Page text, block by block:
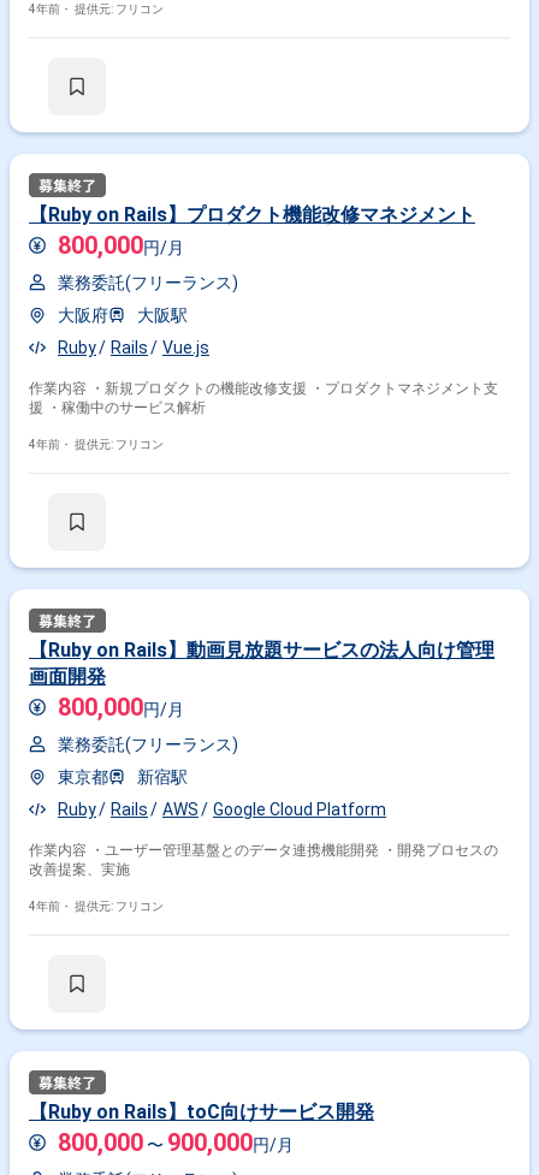
4年前・ 提供元: フリコン
【Ruby on Rails】プロダクト機能改修マネジメント
800,000円/月
業務委託(フリーランス)
大阪府
大阪駅
Ruby
Rails Vue.js
作業内容 ・新規プロダクトの機能改修支援 ・プロダクトマネジメント支
援 ・稼働中のサービス解析
4年前・ 提供元: フリコン
【Ruby on Rails】動画見放題サービスの法人向け管理
画面開発
800,000円/月
業務委託(フリーランス)
東京都
新宿駅
Ruby
Rails AWS Google Cloud Platform
作業内容 ・ユーザー管理基盤とのデータ連携機能開発 ・開発プロセスの
改善提案、実施
4年前・ 提供元: フリコン
【Ruby on Rails】toC向けサービス開発
800,000 〜 900,000円/月
掛け合わせ条件で絞り込む
職種で絞り込む
Rails × サーバーサイドエンジニア
業界で絞り込む
Rails × サービス Rails × EC Rails × Sier
特徴で絞り込む